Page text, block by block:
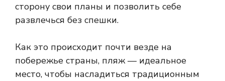
сторону свои планы и позволить себе
развлечься без спешки.
Как это происходит почти везде на
побережье страны, пляж — идеальное
место, чтобы насладиться традиционным